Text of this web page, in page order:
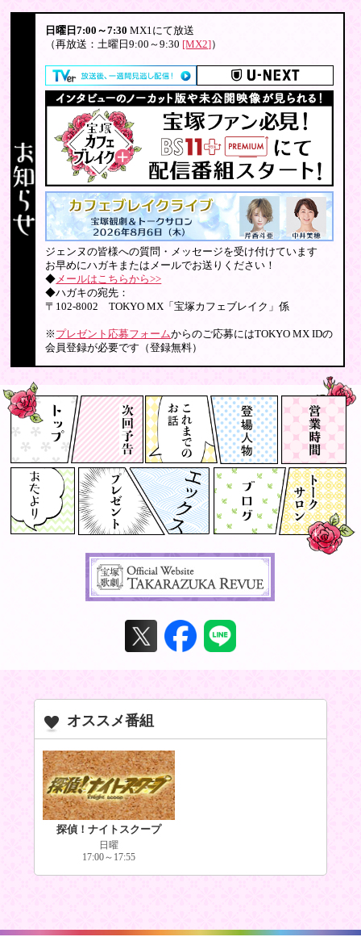
日曜日7:00～7:30 MX1にて放送
（再放送：土曜日9:00～9:30 [MX2]）
ジェンヌの皆様への質問・メッセージを受け付けています
お早めにハガキまたはメールでお送りください！
◆メールはこちらから>>
◆ハガキの宛先：
〒102-8002 TOKYO MX「宝塚カフェブレイク」係
※ プレゼント応募フォームからのご応募にはTOKYO MX IDの
会員登録が必要です（登録無料）
オススメ番組
探偵！ナイトスクープ
日曜
17:00～17:55